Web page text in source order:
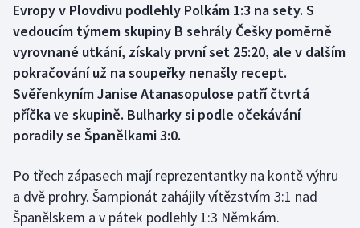
Box
Curling
Dostihy
Florbal
Futsal
Golf
Evropy v Plovdivu podlehly Polkám 1:3 na sety. S
vedoucím týmem skupiny B sehrály Češky poměrně
vyrovnané utkání, získaly první set 25:20, ale v dalším
pokračování už na soupeřky nenašly recept.
Svěřenkyním Janise Atanasopulose patří čtvrtá
příčka ve skupině. Bulharky si podle očekávání
poradily se Španělkami 3:0.
Po třech zápasech mají reprezentantky na kontě výhru
a dvě prohry. Šampionát zahájily vítězstvím 3:1 nad
Španělskem a v pátek podlehly 1:3 Němkám.